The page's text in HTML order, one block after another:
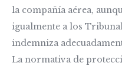
la compañía aérea,
igualmente a los
indemniza
La normativa de